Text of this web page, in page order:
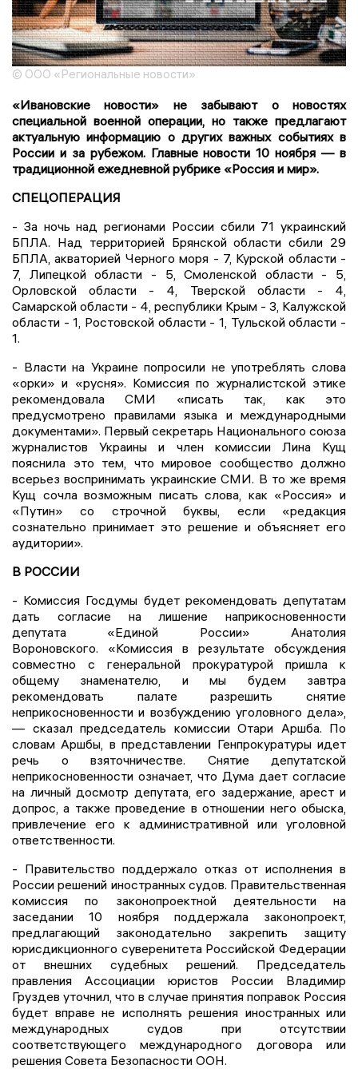
© ООО «Региональные новости»
«Ивановские новости» не забывают о новостях
специальной военной операции, но также предлагают
актуальную информацию о других важных событиях в
России и за рубежом. Главные новости 10 ноября — в
традиционной ежедневной рубрике «Россия и мир».
СПЕЦОПЕРАЦИЯ
- За ночь над регионами России сбили 71 украинский
БПЛА. Над территорией Брянской области сбили 29
БПЛА, акваторией Черного моря - 7, Курской области -
7, Липецкой области - 5, Смоленской области - 5,
Орловской области - 4, Тверской области - 4,
Самарской области - 4, республики Крым - 3, Калужской
области - 1, Ростовской области - 1, Тульской области -
1.
- Власти на Украине попросили не употреблять слова
«орки» и «русня». Комиссия по журналистской этике
рекомендовала СМИ «писать так, как это
предусмотрено правилами языка и международными
документами». Первый секретарь Национального союза
журналистов Украины и член комиссии Лина Кущ
пояснила это тем, что мировое сообщество должно
всерьез воспринимать украинские СМИ. В то же время
Кущ сочла возможным писать слова, как «Россия» и
«Путин» со строчной буквы, если «редакция
сознательно принимает это решение и объясняет его
аудитории».
В РОССИИ
- Комиссия Госдумы будет рекомендовать депутатам
дать согласие на лишение наприкосновенности
депутата «Единой России» Анатолия
Вороновского. «Комиссия в результате обсуждения
совместно с генеральной прокуратурой пришла к
общему знаменателю, и мы будем завтра
рекомендовать палате разрешить снятие
неприкосновенности и возбуждению уголовного дела»,
— сказал председатель комиссии Отари Аршба. По
словам Аршбы, в представлении Генпрокуратуры идет
речь о взяточничестве. Снятие депутатской
неприкосновенности означает, что Дума дает согласие
на личный досмотр депутата, его задержание, арест и
допрос, а также проведение в отношении него обыска,
привлечение его к административной или уголовной
ответственности.
- Правительство поддержало отказ от исполнения в
России решений иностранных судов. Правительственная
комиссия по законопроектной деятельности на
заседании 10 ноября поддержала законопроект,
предлагающий законодательно закрепить защиту
юрисдикционного суверенитета Российской Федерации
от внешних судебных решений. Председатель
правления Ассоциации юристов России Владимир
Груздев уточнил, что в случае принятия поправок Россия
будет вправе не исполнять решения иностранных или
международных судов при отсутствии
соответствующего международного договора или
решения Совета Безопасности ООН.